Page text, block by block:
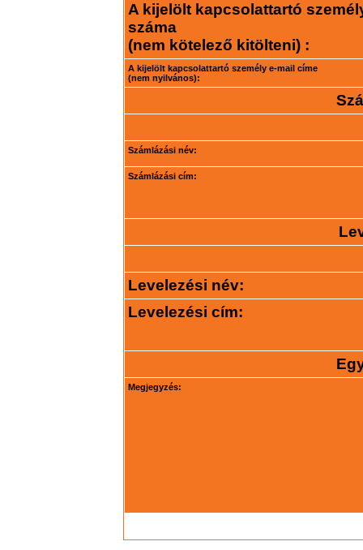
A kijelölt kapcsolattartó
száma
(nem kötelező kitölteni) :
A kijelölt kapcsolattartó személy e-mail címe
(nem nyilvános):
Számlázási név:
Számlázási cím:
Levelezési név:
Levelezési cím:
Megjegyzés: